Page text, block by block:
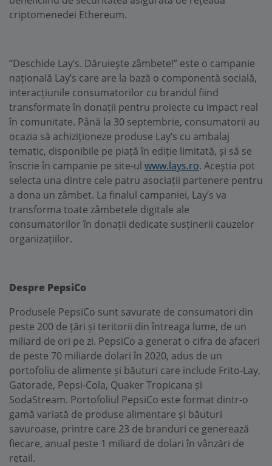
criptomenedei Ethereum.
”Deschide Lay’s. Dăruiește zâmbete!” este o campanie
națională Lay’s care are la bază o componentă socială,
interacțiunile consumatorilor cu brandul fiind
transformate în donații pentru proiecte cu impact real
în comunitate. Până la 30 septembrie, consumatorii au
ocazia să achiziționeze produse Lay’s cu ambalaj
tematic, disponibile pe piață în ediție limitată, și să se
înscrie în campanie pe site-ul www.lays.ro. Aceștia pot
selecta una dintre cele patru asociații partenere pentru
a dona un zâmbet. La finalul campaniei, Lay’s va
transforma toate zâmbetele digitale ale
consumatorilor în donații dedicate susținerii cauzelor
organizațiilor.
Despre PepsiCo
Produsele PepsiCo sunt savurate de consumatori din
peste 200 de țări și teritorii din întreaga lume, de un
miliard de ori pe zi. PepsiCo a generat o cifra de afaceri
de peste 70 miliarde dolari în 2020, adus de un
portofoliu de alimente și băuturi care include Frito-Lay,
Gatorade, Pepsi-Cola, Quaker Tropicana și
SodaStream. Portofoliul PepsiCo este format dintr-o
gamă variată de produse alimentare și băuturi
savuroase, printre care 23 de branduri ce generează
fiecare, anual peste 1 miliard de dolari în vânzări de
retail.